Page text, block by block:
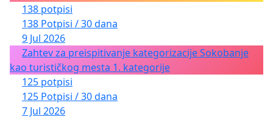
138 potpisi
138 Potpisi / 30 dana
9 Jul 2026
Zahtev za preispitivanje kategorizacije Sokobanje
kao turističkog mesta 1. kategorije
125 potpisi
125 Potpisi / 30 dana
7 Jul 2026